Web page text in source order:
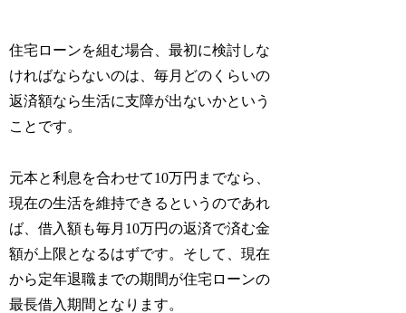
住宅ローンを組む場合、最初に検討しな
ければならないのは、毎月どのくらいの
返済額なら生活に支障が出ないかという
ことです。
元本と利息を合わせて10万円までなら、
現在の生活を維持できるというのであれ
ば、借入額も毎月10万円の返済で済む金
額が上限となるはずです。そして、現在
から定年退職までの期間が住宅ローンの
最長借入期間となります。